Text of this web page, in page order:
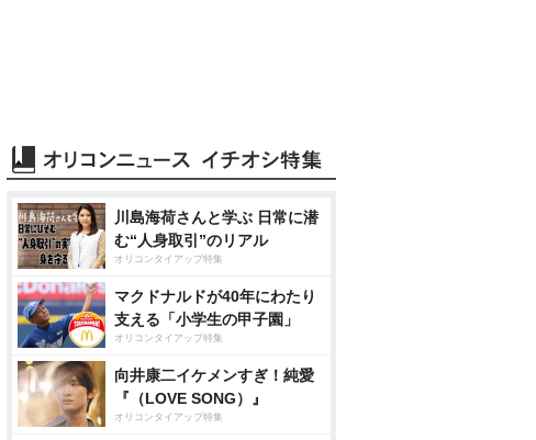
川島海荷さんと学ぶ 日常に潜
む“人身取引”のリアル
オリコンタイアップ特集
マクドナルドが40年にわたり
支える「小学生の甲子園」
オリコンタイアップ特集
向井康二イケメンすぎ！純愛
『（LOVE SONG）』
オリコンタイアップ特集